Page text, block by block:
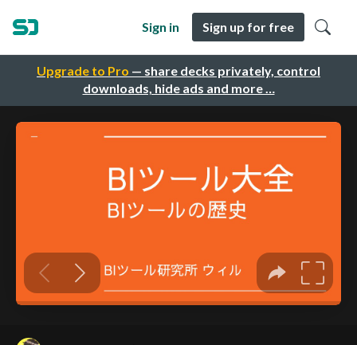
Upgrade to Pro — share decks privately, control
downloads, hide ads and more …
Sign in Sign up for free